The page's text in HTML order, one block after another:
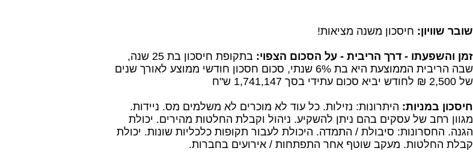
שובר שוויון: חיסכון משנה מציאות!
זמן והשפעתו - דרך הריבית - על הסכום הצפוי:
בתקופת חיסכון בת 25 שנה,
שבה הריבית הממוצעת היא בת 6% שנתי, סכום חסכון חודשי ממוצע לאורך שנים
של 2,500 ₪ לחודש יביא סכום עתידי בסך 1,741,147 ש"ח
חיסכון במניות: היתרונות: נזילות. כל עוד לא מוכרים לא משלמים מס. ניידות.
מגוון רחב של עסקים בהם ניתן להשקיע. ניהול וקבלת החלטות מהירים. יכולת
הגנה. החסרונות: סיבולת / התמדה. היכולת לעבור תקופות כלכליות שונות. יכולת
קבלת החלטות. מעקב שוטף אחר התפתחות / אירועים בחברות.